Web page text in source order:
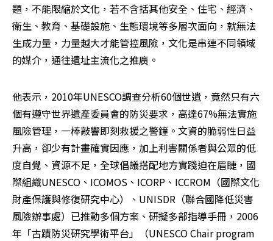
題，不能限縮於文化，若不含括其他安全、住宅、經濟、
衛生、教育、基礎設施、生態環境等多層次面向，就無法
生成力量，力量越大才能管控風險，文化是串連不同領域
的媒介，通往遺址主流化之推廣。
他表示，2010年UNESCO調查分析60個世遺，竟然只有六
個有遵守世界遺產委員會的防災要求，高達67%無法實施
風險管理，一棒敲響即刻救援之警鐘。文資的脆弱性日益
升高，卻少有計畫確實因應，加上利害關係者與公眾的低
度自覺、資源不足，全球倡議搭配地方實踐迫在眉睫，國
際組織UNESCO、ICOMOS、ICORP、ICCROM（國際文化
財產保護與修復研究中心）、UNISDR（聯合國降低災害
風險辦事處）已推動多個方案、研擬多部指導手冊，2006
年「古蹟防災研究學術平台」（UNESCO Chair program